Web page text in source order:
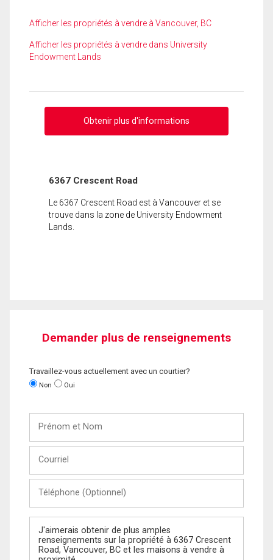
Afficher les propriétés à vendre à Vancouver, BC
Afficher les propriétés à vendre dans University
Endowment Lands
Obtenir plus d'informations
6367 Crescent Road
Le 6367 Crescent Road est à Vancouver et se
trouve dans la zone de University Endowment
Lands.
Demander plus de renseignements
Travaillez-vous actuellement avec un courtier?
Non Oui
Nom
(Optionnel)
Message